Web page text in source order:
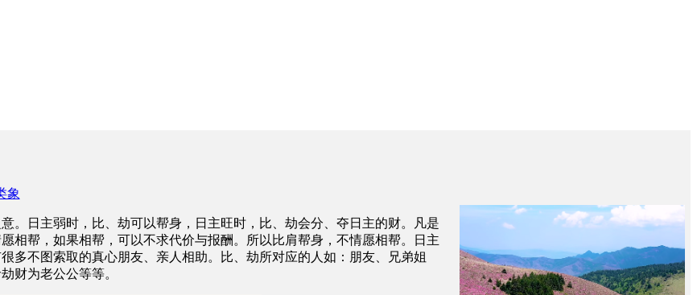
象
。日主弱时，比、劫可以帮身，日主旺时，比、劫会分、夺日主的财。凡是
相帮，如果相帮，可以不求代价与报酬。所以比肩帮身，不情愿相帮。日主
多不图索取的真心朋友、亲人相助。比、劫所对应的人如：朋友、兄弟姐
财为老公公等等。